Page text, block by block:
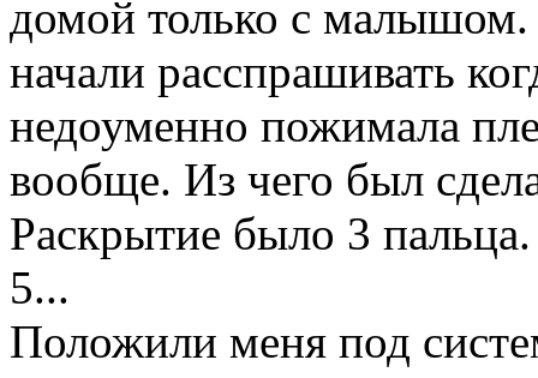
домой только с
начали расспрашивать
недоуменно пожимала
вообще. Из чего был
Раскрытие было 3
5...
Положили меня под